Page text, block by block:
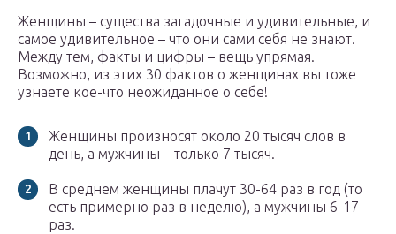
Женщины – существа загадочные и удивительные, и
самое удивительное – что они сами себя не знают.
Между тем, факты и цифры – вещь упрямая.
Возможно, из этих 30 фактов о женщинах вы тоже
узнаете кое-что неожиданное о себе!
Женщины произносят около 20 тысяч слов в
день, а мужчины – только 7 тысяч.
В среднем женщины плачут 30-64 раз в год (то
есть примерно раз в неделю), а мужчины 6-17
раз.